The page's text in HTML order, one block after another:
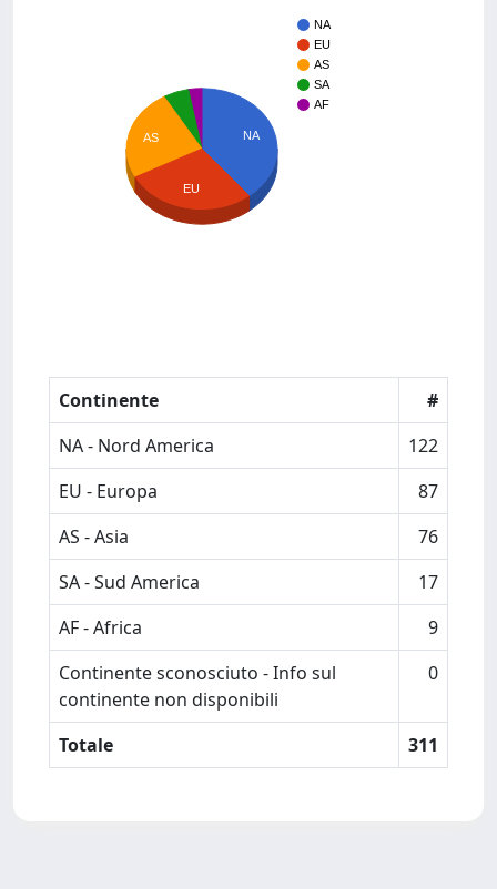
NA
EU
AS
SA
AF
NA
AS
EU
Continente
#
NA - Nord America
122
EU - Europa
87
AS - Asia
76
SA - Sud America
17
AF - Africa
9
Continente sconosciuto - Info sul
continente non disponibili
0
Totale 311